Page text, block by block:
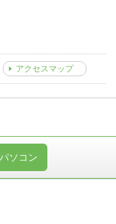
アクセスマップ
パソコン